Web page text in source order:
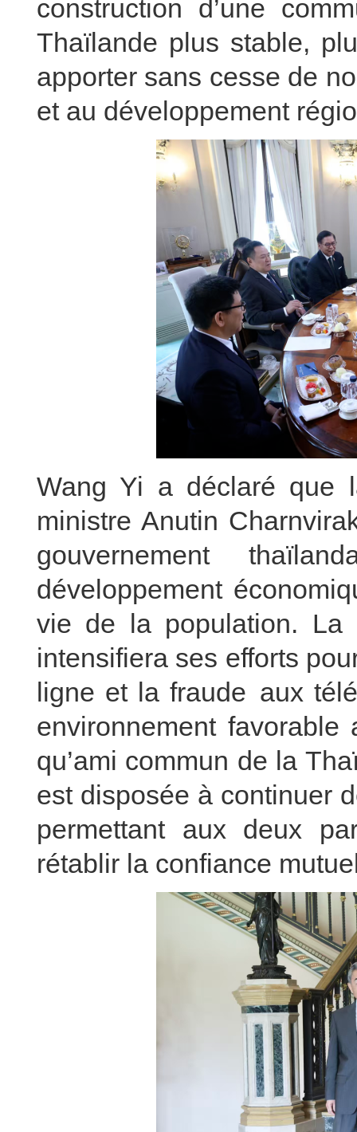
construction d’une
Thaïlande plus stable,
apporter sans cesse de
et au développement
Wang Yi a déclaré que
ministre Anutin
gouvernement
développement
vie de la population. La
intensifiera ses efforts
ligne et la fraude aux
environnement
qu’ami commun de la
est disposée à continuer
permettant aux deux
rétablir la confiance